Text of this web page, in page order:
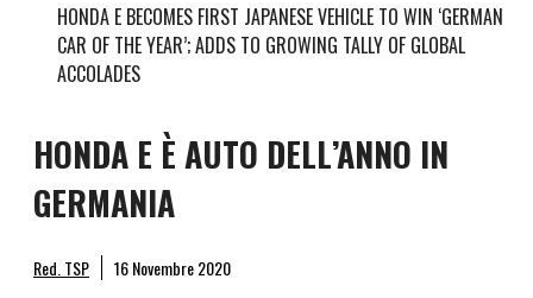
HONDA E È AUTO DELL’ANNO IN
GERMANIA
Red. TSP 16 Novembre 2020
HONDA E BECOMES FIRST JAPANESE VEHICLE TO WIN ‘GERMAN
CAR OF THE YEAR’; ADDS TO GROWING TALLY OF GLOBAL
ACCOLADES